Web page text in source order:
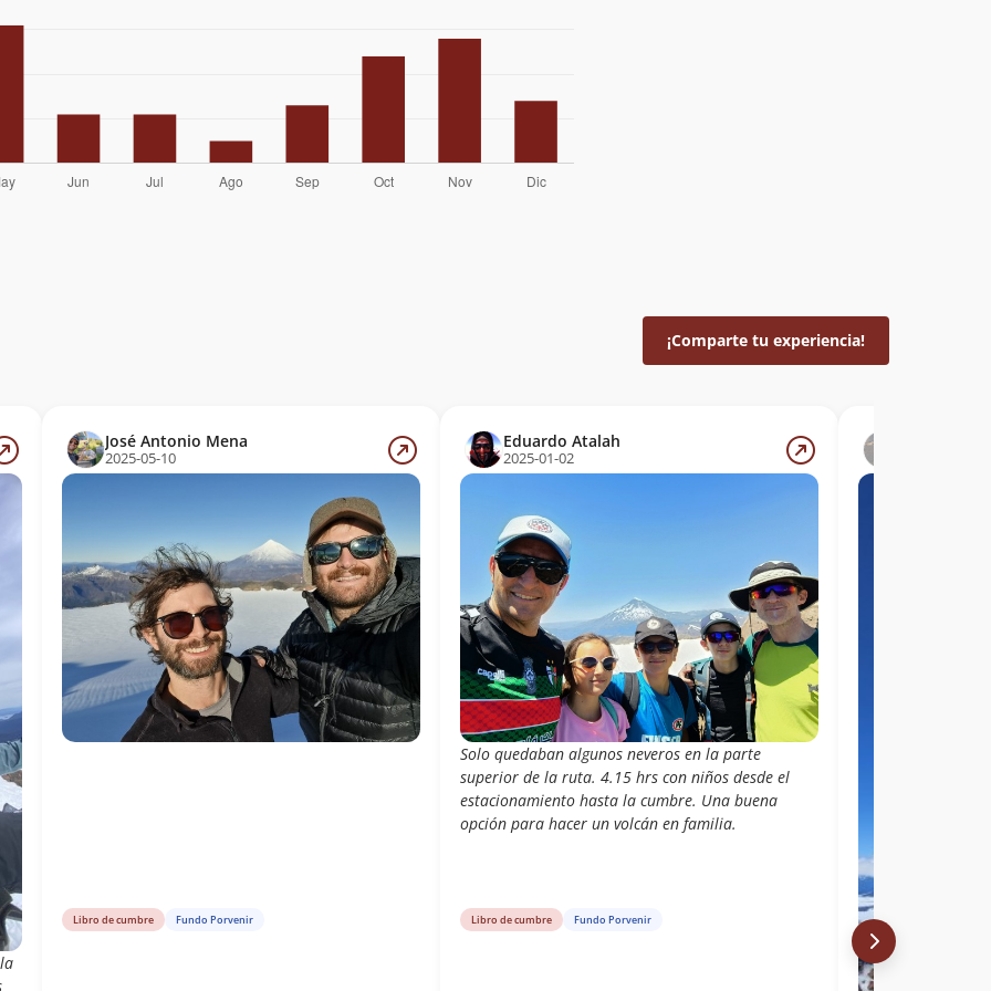
¡Comparte tu experiencia!
José Antonio Mena
2025-05-10
Libro de cumbre Fundo Porvenir
Eduardo Atalah
2025-01-02
Solo quedaban algunos neveros en la parte
superior de la ruta. 4.15 hrs con niños desde el
estacionamiento hasta la cumbre. Una buena
opción para hacer un volcán en familia.
Libro de cumbre Fundo Porvenir